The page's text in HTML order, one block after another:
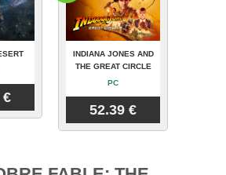
€
INDIANA JONES AND
THE GREAT CIRCLE
PC
52.39 €